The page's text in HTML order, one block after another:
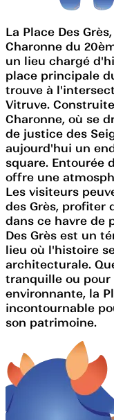
La Place Des
Charonne du
un lieu chargé
place principale
trouve à
Vitruve.
Charonne, où se
de justice des
aujourd'hui un
square. Entourée
offre une
Les visiteurs
des Grès, profiter
dans ce havre de
Des Grès est un
lieu où l'histoire
architecturale.
tranquille ou
environnante, la
incontournable
son patrimoine.